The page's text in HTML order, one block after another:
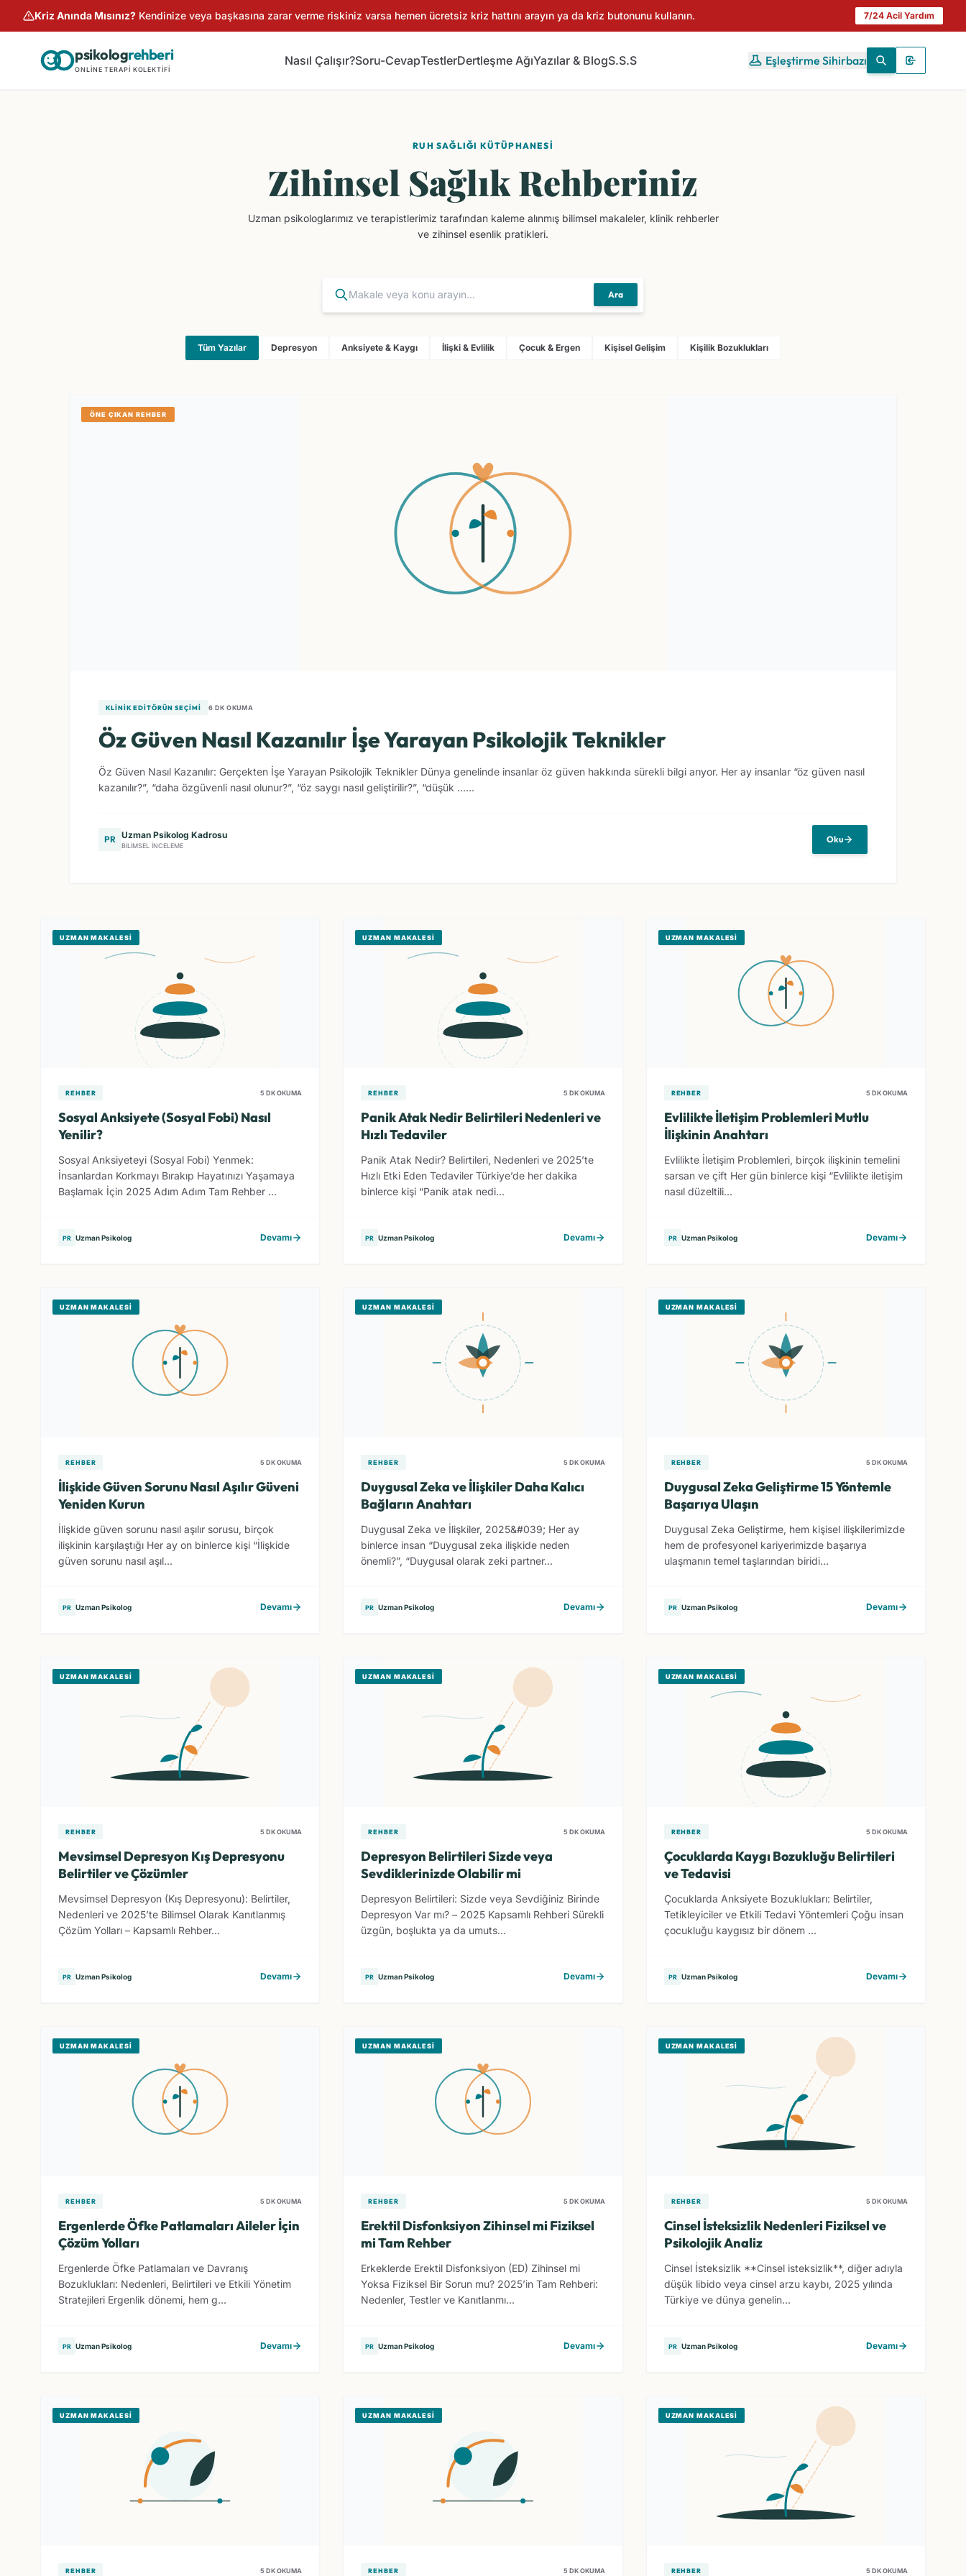
Kriz Anında Mısınız? Kendinize veya başkasına zarar verme riskiniz varsa hemen ücretsiz kriz hattını arayın ya da kriz butonunu kullanın. 7/24 Acil Yardım
psikologrehberi
ONLINE TERAPI KOLEKTIFI
Nasıl Çalışır?Soru-CevapTestlerDertleşme AğıYazılar & BlogS.S.S Eşleştirme Sihirbazı
RUH SAĞLIĞI KÜTÜPHANESI
Zihinsel Sağlık Rehberiniz
Uzman psikologlarımız ve terapistlerimiz tarafından kaleme alınmış bilimsel makaleler, klinik rehberler
ve zihinsel esenlik pratikleri.
Ara
Tüm Yazılar Depresyon Anksiyete & Kaygı İlişki & Evlilik Çocuk & Ergen Kişisel Gelişim Kişilik Bozuklukları
ÖNE ÇIKAN REHBER
KLINIK EDITÖRÜN SEÇIMI 6 DK OKUMA
Öz Güven Nasıl Kazanılır İşe Yarayan Psikolojik Teknikler
Öz Güven Nasıl Kazanılır: Gerçekten İşe Yarayan Psikolojik Teknikler Dünya genelinde insanlar öz güven hakkında sürekli bilgi arıyor. Her ay insanlar “öz güven nasıl
kazanılır?”, “daha özgüvenli nasıl olunur?”, “öz saygı nasıl geliştirilir?”, “düşük ......
PR Uzman Psikolog Kadrosu
BILIMSEL İNCELEME
Oku
UZMAN MAKALESI
REHBER 5 DK OKUMA
Sosyal Anksiyete (Sosyal Fobi) Nasıl
Yenilir?
Sosyal Anksiyeteyi (Sosyal Fobi) Yenmek:
İnsanlardan Korkmayı Bırakıp Hayatınızı Yaşamaya
Başlamak İçin 2025 Adım Adım Tam Rehber ...
PR Uzman Psikolog Devamı
UZMAN MAKALESI
REHBER 5 DK OKUMA
Panik Atak Nedir Belirtileri Nedenleri ve
Hızlı Tedaviler
Panik Atak Nedir? Belirtileri, Nedenleri ve 2025’te
Hızlı Etki Eden Tedaviler Türkiye’de her dakika
binlerce kişi “Panik atak nedi...
PR Uzman Psikolog Devamı
UZMAN MAKALESI
REHBER 5 DK OKUMA
Evlilikte İletişim Problemleri Mutlu
İlişkinin Anahtarı
Evlilikte İletişim Problemleri, birçok ilişkinin temelini
sarsan ve çift Her gün binlerce kişi “Evlilikte iletişim
nasıl düzeltili...
PR Uzman Psikolog Devamı
UZMAN MAKALESI
REHBER 5 DK OKUMA
İlişkide Güven Sorunu Nasıl Aşılır Güveni
Yeniden Kurun
İlişkide güven sorunu nasıl aşılır sorusu, birçok
ilişkinin karşılaştığı Her ay on binlerce kişi “İlişkide
güven sorunu nasıl aşıl...
PR Uzman Psikolog Devamı
UZMAN MAKALESI
REHBER 5 DK OKUMA
Duygusal Zeka ve İlişkiler Daha Kalıcı
Bağların Anahtarı
Duygusal Zeka ve İlişkiler, 2025&#039; Her ay
binlerce insan “Duygusal zeka ilişkide neden
önemli?”, “Duygusal olarak zeki partner...
PR Uzman Psikolog Devamı
UZMAN MAKALESI
REHBER 5 DK OKUMA
Duygusal Zeka Geliştirme 15 Yöntemle
Başarıya Ulaşın
Duygusal Zeka Geliştirme, hem kişisel ilişkilerimizde
hem de profesyonel kariyerimizde başarıya
ulaşmanın temel taşlarından biridi...
PR Uzman Psikolog Devamı
UZMAN MAKALESI
REHBER 5 DK OKUMA
Mevsimsel Depresyon Kış Depresyonu
Belirtiler ve Çözümler
Mevsimsel Depresyon (Kış Depresyonu): Belirtiler,
Nedenleri ve 2025’te Bilimsel Olarak Kanıtlanmış
Çözüm Yolları – Kapsamlı Rehber...
PR Uzman Psikolog Devamı
UZMAN MAKALESI
REHBER 5 DK OKUMA
Depresyon Belirtileri Sizde veya
Sevdiklerinizde Olabilir mi
Depresyon Belirtileri: Sizde veya Sevdiğiniz Birinde
Depresyon Var mı? – 2025 Kapsamlı Rehberi Sürekli
üzgün, boşlukta ya da umuts...
PR Uzman Psikolog Devamı
UZMAN MAKALESI
REHBER 5 DK OKUMA
Çocuklarda Kaygı Bozukluğu Belirtileri
ve Tedavisi
Çocuklarda Anksiyete Bozuklukları: Belirtiler,
Tetikleyiciler ve Etkili Tedavi Yöntemleri Çoğu insan
çocukluğu kaygısız bir dönem ...
PR Uzman Psikolog Devamı
UZMAN MAKALESI
REHBER 5 DK OKUMA
Ergenlerde Öfke Patlamaları Aileler İçin
Çözüm Yolları
Ergenlerde Öfke Patlamaları ve Davranış
Bozuklukları: Nedenleri, Belirtileri ve Etkili Yönetim
Stratejileri Ergenlik dönemi, hem g...
PR Uzman Psikolog Devamı
UZMAN MAKALESI
REHBER 5 DK OKUMA
Erektil Disfonksiyon Zihinsel mi Fiziksel
mi Tam Rehber
Erkeklerde Erektil Disfonksiyon (ED) Zihinsel mi
Yoksa Fiziksel Bir Sorun mu? 2025’in Tam Rehberi:
Nedenler, Testler ve Kanıtlanmı...
PR Uzman Psikolog Devamı
UZMAN MAKALESI
REHBER 5 DK OKUMA
Cinsel İsteksizlik Nedenleri Fiziksel ve
Psikolojik Analiz
Cinsel İsteksizlik **Cinsel isteksizlik**, diğer adıyla
düşük libido veya cinsel arzu kaybı, 2025 yılında
Türkiye ve dünya genelin...
PR Uzman Psikolog Devamı
UZMAN MAKALESI
REHBER 5 DK OKUMA
UZMAN MAKALESI
REHBER 5 DK OKUMA
UZMAN MAKALESI
REHBER 5 DK OKUMA